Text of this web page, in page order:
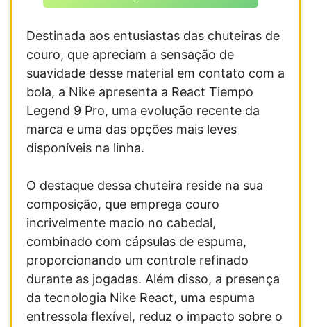
Destinada aos entusiastas das chuteiras de
couro, que apreciam a sensação de
suavidade desse material em contato com a
bola, a Nike apresenta a React Tiempo
Legend 9 Pro, uma evolução recente da
marca e uma das opções mais leves
disponíveis na linha.
O destaque dessa chuteira reside na sua
composição, que emprega couro
incrivelmente macio no cabedal,
combinado com cápsulas de espuma,
proporcionando um controle refinado
durante as jogadas. Além disso, a presença
da tecnologia Nike React, uma espuma
entressola flexível, reduz o impacto sobre o